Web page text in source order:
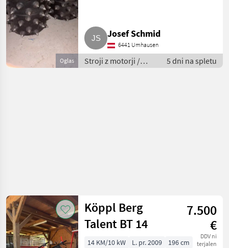
Oglas
Josef Schmid
6441 Umhausen
Stroji z motorji /
Motorna kosilnica/
5 dni na spletu
Köppl Berg
Talent BT 14
7.500
€
DDV ni
terjalen
14 KM/10 kW L. pr. 2009 196 cm